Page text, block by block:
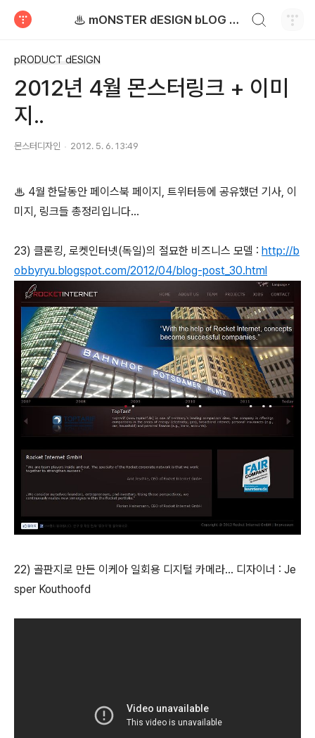
♨ mONSTER dESIGN bLOG - 몬스터디자인 블로그
pRODUCT dESIGN
2012년 4월 몬스터링크 + 이미
지..
몬스터디자인 2012. 5. 6. 13:49
♨ 4월 한달동안 페이스북 페이지, 트위터등에 공유했던 기사, 이
미지, 링크들 총정리입니다...
23) 클론킹, 로켓인터넷(독일)의 절묘한 비즈니스 모델 : http://b
obbyryu.blogspot.com/2012/04/blog-post_30.html
22) 골판지로 만든 이케아 일회용 디지털 카메라... 디자이너 : Je
sper Kouthoofd